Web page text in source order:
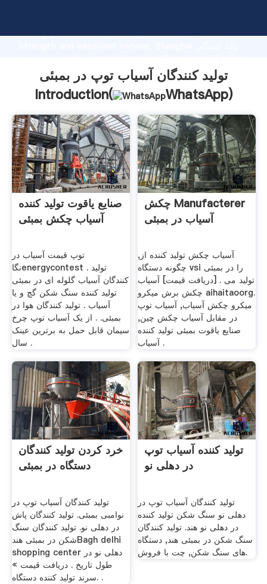
strong production capability, advanced research
values to all of customers.
تولید کنندگان آسیاب توپ در بمبئی
Introduction(
WhatsApp)
صنایع یاقوت تولید کننده
آسیاب چکش بمبئی
توپ قیمت آسیاب در
نگاenergycontest . تولید
کنندگان آسیاب گلوله ای در بمبئی
تولید کننده سنگ شکن گچ و یا
آسیاب . تولید کنندگان هوا در
بمبئی. . از یک آسیاب توپ چرخ
سیمان قابل حمل به برترین عینک
سال .
چکش Manufacterer
آسیاب در بمبئی
آسیاب چکش تولید کننده از,
چگونه دستگاه vsi را در بمبئی
تولید می . [دریافت قیمت] آسیاب
چکش برش میکرو aihaitaoorg.
میکرو چکش آسیاب, آسیاب توپ
در مقابل آسیاب چکش چین,
صنایع یاقوت بمبئی تولید کننده
آسیاب .
خرد کردن تولید کنندگان
دستگاه در بمبئی
تولید کنندگان آسیاب توپ در
نوامبی بمبئی. تولید کنندگان پاش
در دهلی نو. تولید کنندگان سنگ
شکن در بمبئی هندBagh delhi
shopping center دهلی نو در
طول تاریخ . دریافت قیمت »
سرند تولید کننده دستگاه. .
تولید کننده آسیاب توپ
در دهلی نو
تولید کنندگان آسیاب توپ در
دهلی نو سنگ شکن تولید کننده
در دهلی نو هند. تولید کنندگان
سنگ شکن در بمبئی هند, دستگاه
های سنگ شکن, چت با فروش.